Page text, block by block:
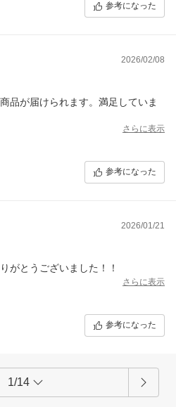
参考になった
2026/02/08
品が届けられます。満足していま
さらに表示
参考になった
2026/01/21
がとうございました！！
さらに表示
参考になった
1/14